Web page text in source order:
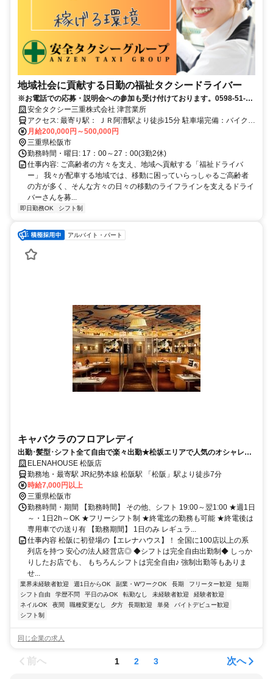
地域社会に貢献する日勤の福祉タクシードライバー
※お電話での応募・説明会への参加も受け付けております。0598-51-
7115にお電話いただき、窓口に「求人を見て電話しました。」とお伝え
ください。
安全タクシー三重株式会社 津営業所
アクセス: 最寄り駅： ＪＲ阿漕駅より徒歩15分 駐車場完備：バイク、
車通勤可能
月給200,000円～500,000円
三重県松阪市
勤務時間・曜日: 17：00～27：00(3勤2休)
仕事内容: ご高齢者の方々を支え、地域へ貢献する「福祉ドライバ
ー」 我々が配車する地域では、移動に困っていらっしゃるご高齢者
の方が多く、そんな方々の日々の移動のライフラインを支えるドライ
バーさんを募...
即日勤務OK シフト制
アルバイト・パート
キャバクラのフロアレディ
出勤･髪型･シフト全て自由で楽々出勤★松坂エリアで人気のオシャレな
店内は必見！入店特典15万円♪
ELENAHOUSE 松阪店
勤務地・最寄駅 JR紀勢本線 松阪駅 「松阪」駅より徒歩7分
時給7,000円以上
三重県松阪市
勤務時間・期間 【勤務時間】 その他、シフト 19:00～翌1:00 ★週1日
～・1日2h～OK ★フリーシフト制 ★終電迄の勤務も可能 ★終電後は
専用車での送り有 【勤務期間】 1日のみ レギュラ...
仕事内容 松阪に初登場の【エレナハウス】！ 全国に100店以上の系
列店を持つ 安心の法人経営店◎ ◆シフトは完全自由出勤制◆ しっか
りしたお店でも、 もちろんシフトは完全自由♪ 強制出勤等もありま
せ...
業界未経験者歓迎 週1日からOK 副業・WワークOK 長期 フリーター歓迎
短期
シフト自由
学歴不問 平日のみOK 転勤なし 未経験者歓迎
経験者歓迎
ネイルOK
夜間 職種変更なし 夕方 長期歓迎 単発
バイトデビュー歓迎
シフト制
同じ企業の求人
前へ 1 2 3 次へ